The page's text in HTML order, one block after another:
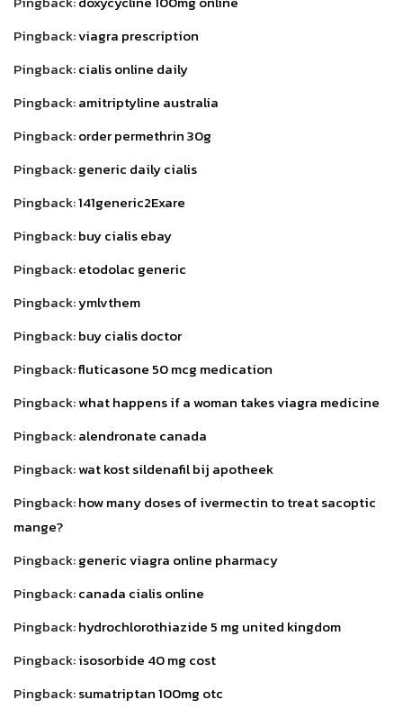
Pingback:viagra prescription
Pingback:cialis online daily
Pingback:amitriptyline australia
Pingback:order permethrin 30g
Pingback:generic daily cialis
Pingback:141generic2Exare
Pingback:buy cialis ebay
Pingback:etodolac generic
Pingback:ymlvthem
Pingback:buy cialis doctor
Pingback:fluticasone 50 mcg medication
Pingback:what happens if a woman takes viagra medicine
Pingback:alendronate canada
Pingback:wat kost sildenafil bij apotheek
Pingback:how many doses of ivermectin to treat sacoptic
mange?
Pingback:generic viagra online pharmacy
Pingback:canada cialis online
Pingback:hydrochlorothiazide 5 mg united kingdom
Pingback:isosorbide 40 mg cost
Pingback:sumatriptan 100mg otc